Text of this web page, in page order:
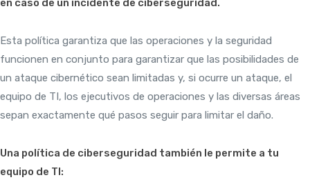
en caso de un incidente de ciberseguridad.
Esta política garantiza que las operaciones y la seguridad
funcionen en conjunto para garantizar que las posibilidades de
un ataque cibernético sean limitadas y, si ocurre un ataque, el
equipo de TI, los ejecutivos de operaciones y las diversas áreas
sepan exactamente qué pasos seguir para limitar el daño.
Una política de ciberseguridad también le permite a tu
equipo de TI: